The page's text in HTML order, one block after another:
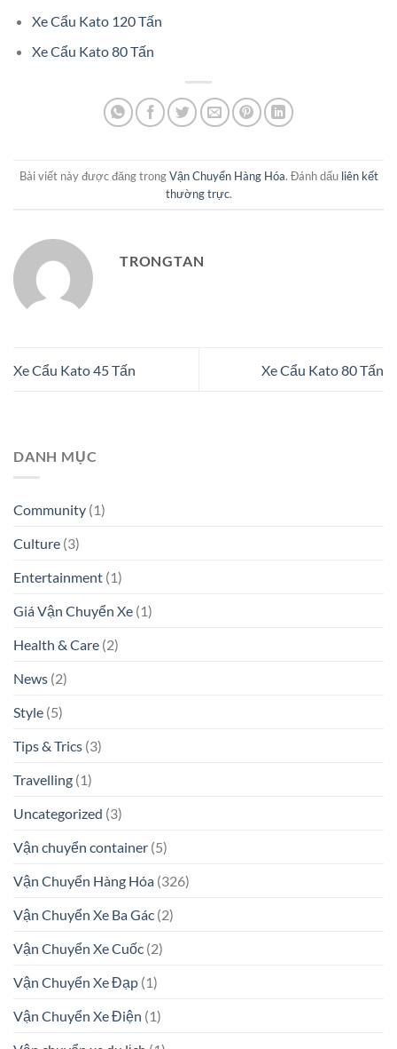
Xe Cẩu Kato 120 Tấn
Xe Cẩu Kato 80 Tấn
Bài viết này được đăng trongVận Chuyển Hàng Hóa. Đánh dấu liên kết
thường trực.
TRONGTAN
Xe Cẩu Kato 45 Tấn Xe Cẩu Kato 80 Tấn
DANH MỤC
Community (1)
Culture (3)
Entertainment (1)
Giá Vận Chuyển Xe (1)
Health & Care (2)
News (2)
Style (5)
Tips & Trics (3)
Travelling (1)
Uncategorized (3)
Vận chuyển container (5)
Vận Chuyển Hàng Hóa (326)
Vận Chuyển Xe Ba Gác (2)
Vận Chuyển Xe Cuốc (2)
Vận Chuyển Xe Đạp (1)
Vận Chuyển Xe Điện (1)